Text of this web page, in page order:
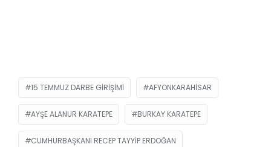
15 TEMMUZ DARBE GIRIŞIMI AFYONKARAHISAR
AYŞE ALANUR KARATEPE BURKAY KARATEPE
CUMHURBAŞKANI RECEP TAYYIP ERDOĞAN